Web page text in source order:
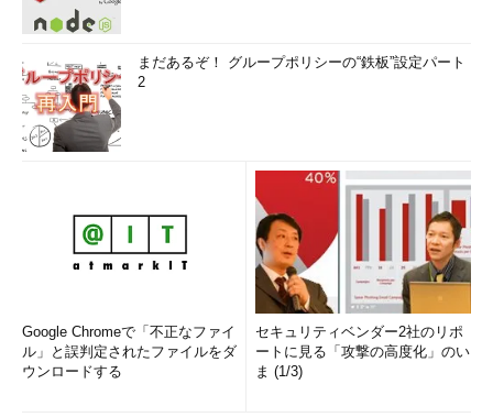
まだあるぞ！ グループポリシーの“鉄板”設定パート
2
Google Chromeで「不正なファイ
ル」と誤判定されたファイルをダ
ウンロードする
セキュリティベンダー2社のリポ
ートに見る「攻撃の高度化」のい
ま (1/3)